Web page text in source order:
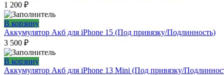
1 200 ₽
В корзину
Аккумулятор Акб для iPhone 15 (Под привязку/Подлинность)
3 500 ₽
В корзину
Аккумулятор Акб для iPhone 13 Mini (Под привязку/